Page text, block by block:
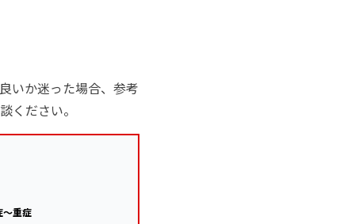
いか迷った場合、参考
ください。
～重症